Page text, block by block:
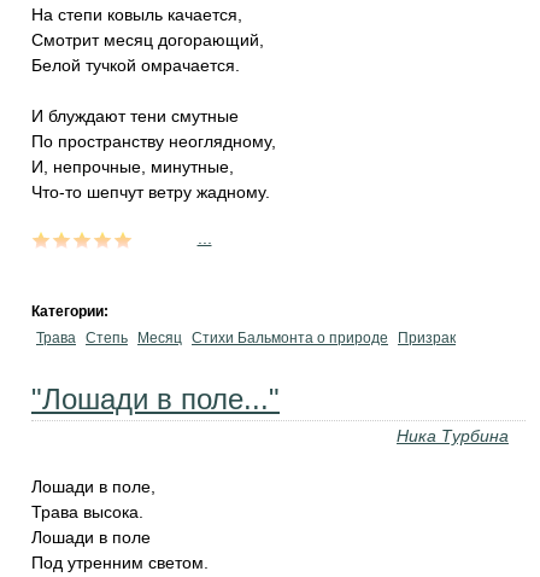
На степи ковыль качается,
Смотрит месяц догорающий,
Белой тучкой омрачается.
И блуждают тени смутные
По пространству неоглядному,
И, непрочные, минутные,
Что-то шепчут ветру жадному.
Категории:
Трава Степь Месяц Стихи Бальмонта о природе Призрак
"Лошади в поле..."
Ника Турбина
Лошади в поле,
Трава высока.
Лошади в поле
Под утренним светом.